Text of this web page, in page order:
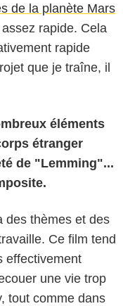
de la planète Mars
rapide. Cela
rapide
que je traîne, il
éléments
étranger
de "Lemming"...
des thèmes et des
Ce film tend
effectivement
une vie trop
tout comme dans